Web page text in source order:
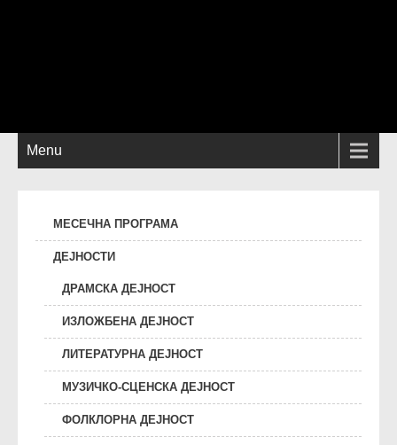
Menu
МЕСЕЧНА ПРОГРАМА
ДЕЈНОСТИ
ДРАМСКА ДЕЈНОСТ
ИЗЛОЖБЕНА ДЕЈНОСТ
ЛИТЕРАТУРНА ДЕЈНОСТ
МУЗИЧКО-СЦЕНСКА ДЕЈНОСТ
ФОЛКЛОРНА ДЕЈНОСТ